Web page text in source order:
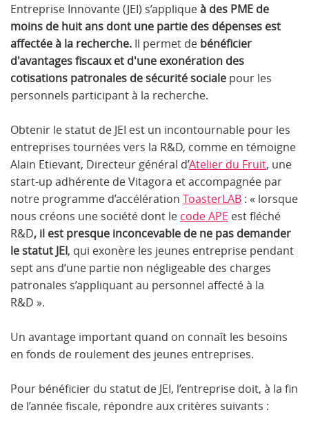
Entreprise Innovante (JEI) s’appliqueà des PME de
moins de huit ans dont une partie des dépenses est
affectée à la recherche. Il permet de bénéficier
d'avantages fiscaux et d'une exonération des
cotisations patronales de sécurité sociale pour les
personnels participant à la recherche.
Obtenir le statut de JEI est un incontournable pour les
entreprises tournées vers la R&D, comme en témoigne
Alain Etievant, Directeur général d’Atelier du Fruit, une
start-up adhérente de Vitagora et accompagnée par
notre programme d’accélération ToasterLAB : « lorsque
nous créons une société dont le code APE est fléché
R&D, il est presque inconcevable de ne pas demander
le statut JEI, qui exonère les jeunes entreprise pendant
sept ans d’une partie non négligeable des charges
patronales s’appliquant au personnel affecté à la
R&D ».
Un avantage important quand on connaît les besoins
en fonds de roulement des jeunes entreprises.
Pour bénéficier du statut de JEI, l’entreprise doit, à la fin
de l’année fiscale, répondre aux critères suivants :